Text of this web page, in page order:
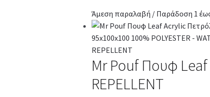
Άμεση παραλαβή / Παράδοση 1
Mr Pouf Πουφ Leaf
REPELLENT